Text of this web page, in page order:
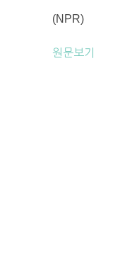
(NPR)
원문보기